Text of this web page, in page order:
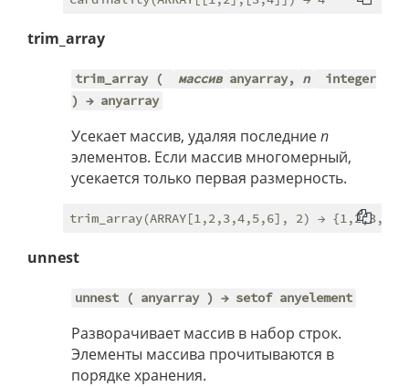
trim_array
trim_array ( массив anyarray, n
integer
) → anyarray
Усекает массив, удаляя последниеn
элементов. Если массив многомерный,
усекается только первая размерность.
unnest
unnest ( anyarray ) → setof anyelement
Разворачивает массив в набор строк.
Элементы массива прочитываются в
порядке хранения.